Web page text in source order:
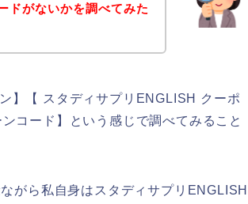
ドがないかを調べてみた
】【 スタディサプリENGLISH クーポ
コード】という感じで調べてみること
がら私自身はスタディサプリENGLISH